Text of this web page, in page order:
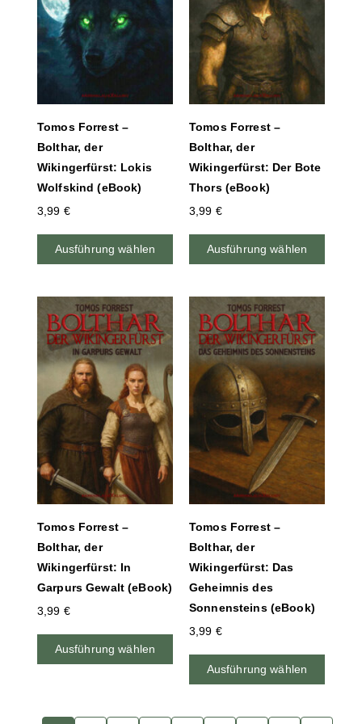
Tomos Forrest –
Bolthar, der
Wikingerfürst: Lokis
Wolfskind (eBook)
3,99 €
Ausführung wählen
Tomos Forrest –
Bolthar, der
Wikingerfürst: Der Bote
Thors (eBook)
3,99 €
Ausführung wählen
Tomos Forrest –
Bolthar, der
Wikingerfürst: In
Garpurs Gewalt (eBook)
3,99 €
Ausführung wählen
Tomos Forrest –
Bolthar, der
Wikingerfürst: Das
Geheimnis des
Sonnensteins (eBook)
3,99 €
Ausführung wählen